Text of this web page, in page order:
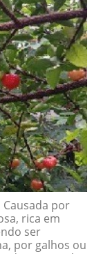
por
rica em
ser
por galhos ou